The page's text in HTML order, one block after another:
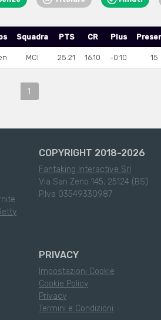
Squadra PTS CR Plus
MCI 25.21 16.10 -0.10 15
1
COPYRIGHT 2018-2026
Fantaking Interactive Srl
Via San Zeno 145, 25124 (BS)
P.Iva 03549330987
PRIVACY
Impostazioni Cookie
Cookie Policy
Privacy
Termini e Condizioni